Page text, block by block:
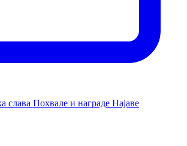
слава Похвале и награде Најаве